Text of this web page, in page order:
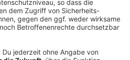
am Mont Ventoux